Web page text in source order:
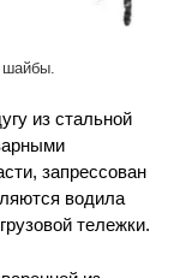
из стальной
запрессован
водила
тележки.